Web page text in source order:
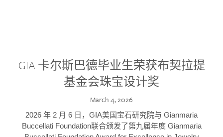
GIA 卡尔斯巴德毕业生荣获布契拉提
基金会珠宝设计奖
March 4, 2026
2026 年 2 月 6 日，GIA美国宝石研究院与 Gianmaria
Buccellati Foundation联合颁发了第九届年度 Gianmaria